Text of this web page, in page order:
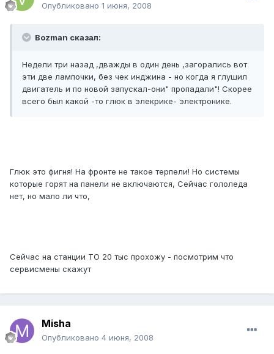
Опубликовано 1 июня, 2008
Bozman сказал:
Недели три назад ,дважды в один день ,загорались вот
эти две лампочки, без чек инджина - но когда я глушил
двигатель и по новой запускал-они" пропадали"! Скорее
всего был какой -то глюк в элекрике- электронике.
Глюк это фигня! На фронте не такое терпели! Но системы
которые горят на панели не включаются, Сейчас гололеда
нет, но мало ли что,
Сейчас на станции ТО 20 тыс прохожу - посмотрим что
сервисмены скажут
Misha
Опубликовано 4 июня, 2008